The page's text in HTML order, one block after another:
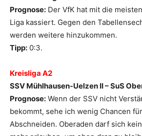
Prognose: Der VfK hat mit die
Liga kassiert. Gegen den
werden weitere hinzukommen.
Tipp: 0:3.
Kreisliga A2
SSV Mühlhausen-Uelzen II – SuS
Prognose: Wenn der SSV nicht
bekommt, sehe ich wenig Chancen
Abschneiden. Oberaden darf sich